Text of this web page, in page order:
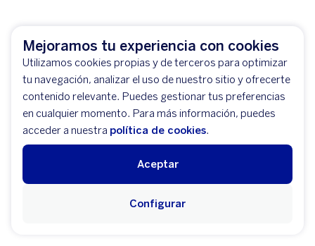
Mejoramos tu experiencia con cookies
Utilizamos cookies propias y de terceros para optimizar
tu navegación, analizar el uso de nuestro sitio y ofrecerte
contenido relevante. Puedes gestionar tus preferencias
en cualquier momento. Para más información, puedes
acceder a nuestra política de cookies.
Aceptar
Configurar